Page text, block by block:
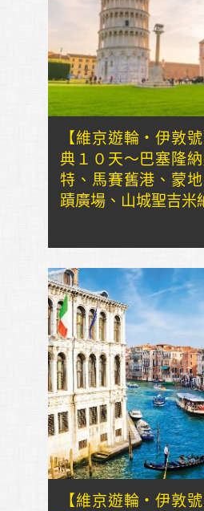
【維京遊輪・伊敦
典１０天～巴塞隆
特、馬賽舊港、蒙
蹟廣場、山城聖吉米
【維京遊輪・伊敦